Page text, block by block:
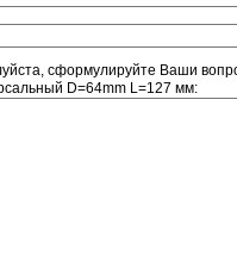
сформулируйте Ваши
D=64mm L=127 мм: